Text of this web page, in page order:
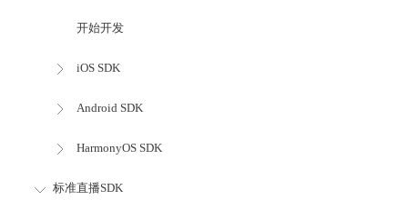
开始开发
iOS SDK
Android SDK
HarmonyOS SDK
标准直播SDK